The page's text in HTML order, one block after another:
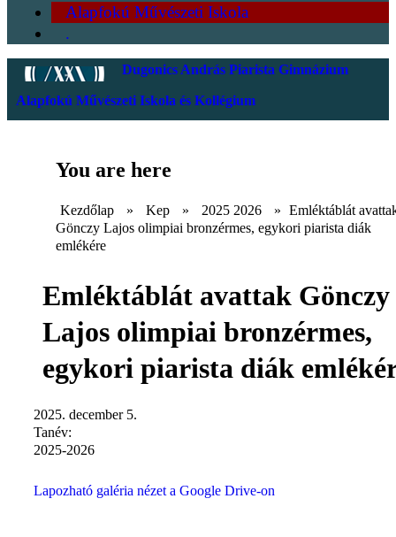
Alapfokú Művészeti Iskola
.
Dugonics András Piarista Gimnázium
Alapfokú Művészeti Iskola és Kollégium
You are here
Kezdőlap » Kep » 2025 2026 » Emléktáblát
Gönczy Lajos olimpiai bronzérmes, egykori piarista diák
emlékére
Emléktáblát avattak Gönczy
Lajos olimpiai bronzérmes,
egykori piarista diák
2025. december 5.
Tanév:
2025-2026
Lapozható galéria nézet a Google Drive-on